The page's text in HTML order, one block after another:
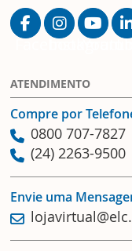
FacebookInstagram
ATENDIMENTO
Compre por
0800 707-7827
(24) 2263-9500
Envie uma